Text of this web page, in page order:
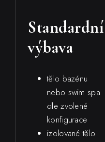
Standardní
výbava
tělo bazénu
nebo swim spa
dle zvolené
konfigurace
izolované tělo